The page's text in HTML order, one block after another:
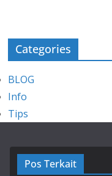
Categories
BLOG
Info
Tips
Pos Terkait